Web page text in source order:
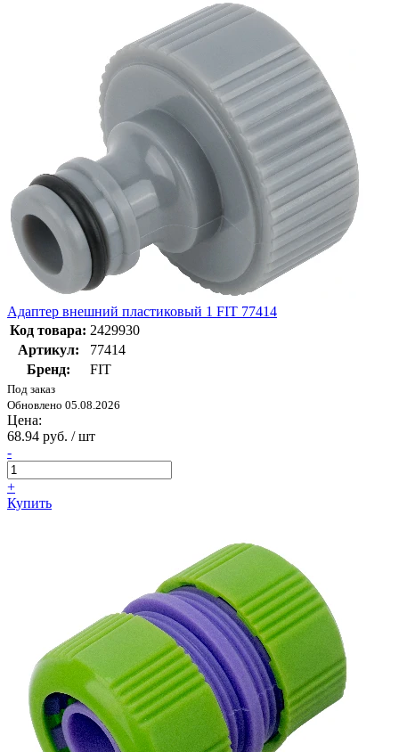
Адаптер внешний пластиковый 1 FIT 77414
Код товара: 2429930
Артикул:
77414
Бренд:
FIT
Под заказ
Обновлено 05.08.2026
Цена:
68.94 руб. / шт
-
+
Купить